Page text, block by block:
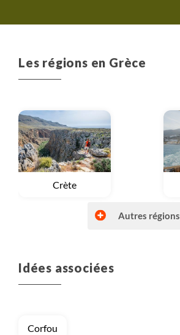
Les régions en Grèce
Voyage
Crète
Voyage
Grèce continentale
Autres régions
Idées associées
Corfou